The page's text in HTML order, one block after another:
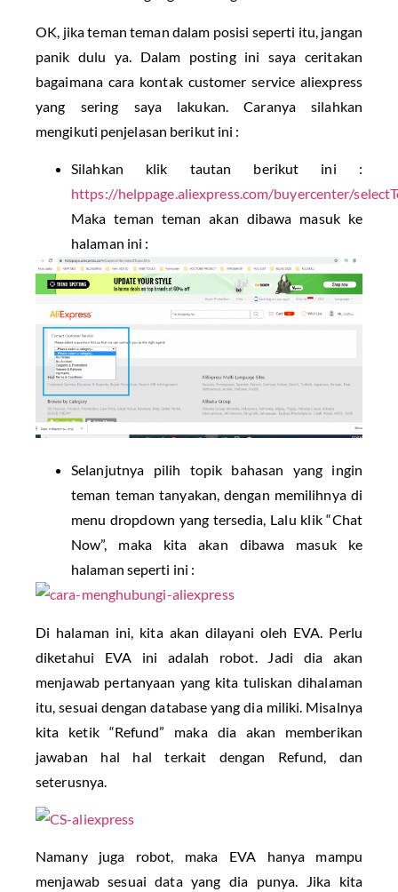
OK, jika teman teman dalam posisi seperti itu, jangan
panik dulu ya. Dalam posting ini saya ceritakan
bagaimana cara kontak customer service aliexpress
yang sering saya lakukan. Caranya silahkan
mengikuti penjelasan berikut ini :
Silahkan klik tautan berikut ini :
https://helppage.aliexpress.com/buyercenter/
Maka teman teman akan dibawa masuk ke
halaman ini :
Selanjutnya pilih topik bahasan yang ingin
teman teman tanyakan, dengan memilihnya di
menu dropdown yang tersedia, Lalu klik “Chat
Now”, maka kita akan dibawa masuk ke
halaman seperti ini :
Di halaman ini, kita akan dilayani oleh EVA. Perlu
diketahui EVA ini adalah robot. Jadi dia akan
menjawab pertanyaan yang kita tuliskan dihalaman
itu, sesuai dengan database yang dia miliki. Misalnya
kita ketik “Refund” maka dia akan memberikan
jawaban hal hal terkait dengan Refund, dan
seterusnya.
Namany juga robot, maka EVA hanya mampu
menjawab sesuai data yang dia punya. Jika kita